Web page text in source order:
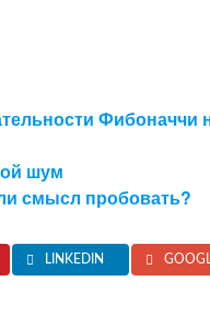
Фибоначчи
шум
смысл пробовать?
LINKEDIN